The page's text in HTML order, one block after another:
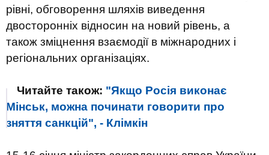
рівні, обговорення шляхів виведення
двосторонніх відносин на новий рівень, а
також зміцнення взаємодії в міжнародних і
регіональних організаціях.
Читайте також: "Якщо Росія виконає
Мінськ, можна починати говорити про
зняття санкцій", - Клімкін